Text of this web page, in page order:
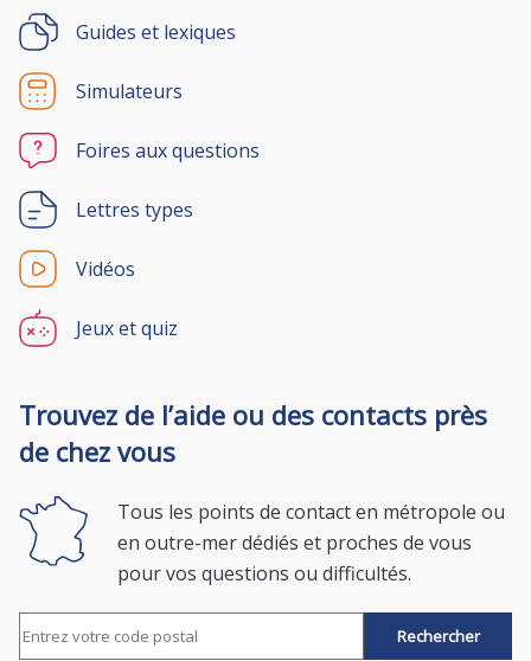
Guides et lexiques
Simulateurs
Foires aux questions
Lettres types
Vidéos
Jeux et quiz
Trouvez de l’aide ou des contacts près
de chez vous
Tous les points de contact en métropole ou
en outre-mer dédiés et proches de vous
pour vos questions ou difficultés.